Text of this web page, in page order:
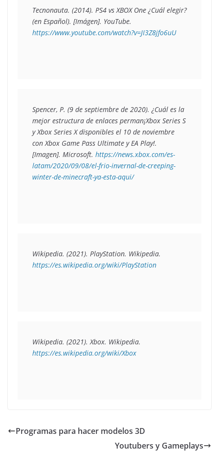
Tecnonauta. (2014). PS4 vs XBOX One ¿Cuál elegir?
(en Español). [Imágen]. YouTube
https://www.youtube.com/watch?v=JI3Z8jfo6uU
Spencer, P. (9 de septiembre de 2020). ¿Cuál es la
mejor estructura de enlaces perman¡Xbox Series S
y Xbox Series X disponibles el 10 de noviembre
con Xbox Game Pass Ultimate y EA Play!.
[Imagen]. Microsoft. https://news.xbox.com/es-
latam/2020/09/08/el-frio-invernal-de-creeping-
winter-de-minecraft-ya-esta-aqui/
Wikipedia. (2021). PlayStation. Wikipedia
https://es.wikipedia.org/wiki/PlayStation
Wikipedia. (2021). Xbox. Wikipedia
https://es.wikipedia.org/wiki/Xbox
Programas para hacer modelos 3D
Youtubers y Gameplays